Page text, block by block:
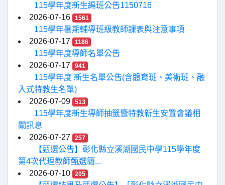
115學年度新生編班公告1150716
2026-07-16
1561
115學年暑期輔導班級教師課表與注意事項
2026-07-17
1186
115學年度導師名單公告
2026-07-17
941
115學年度 新生名單公告(含體育班、美術班、融
入式特教生名單)
2026-07-09
513
115學年度新生導師抽籤暨特教新生安置會議相
關訊息
2026-07-27
257
【甄選公告】彰化縣立溪湖國民中學115學年度
第4次代理教師甄選簡...
2026-07-10
205